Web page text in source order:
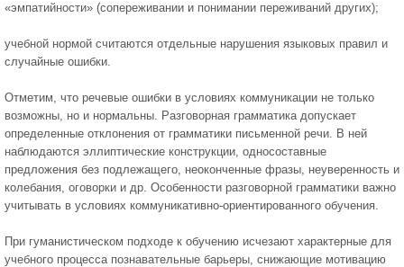
«эмпатийности» (сопереживании и понимании переживаний других);
учебной нормой считаются отдельные нарушения языковых правил и
случайные ошибки.
Отметим, что речевые ошибки в условиях коммуникации не только
возможны, но и нормальны. Разговорная грамматика допускает
определенные отклонения от грамматики письменной речи. В ней
наблюдаются эллиптические конструкции, односоставные
предложения без подлежащего, неоконченные фразы, неуверенность и
колебания, оговорки и др. Особенности разговорной грамматики важно
учитывать в условиях коммуникативно-ориентированного обучения.
При гуманистическом подходе к обучению исчезают характерные для
учебного процесса познавательные барьеры, снижающие мотивацию